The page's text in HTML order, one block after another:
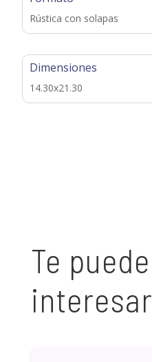
Rústica con solapas
Dimensiones
14.30x21.30
Te puede
interesar